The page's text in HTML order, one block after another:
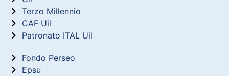
Terzo Millennio
CAF Uil
Patronato ITAL Uil
Fondo Perseo
Epsu